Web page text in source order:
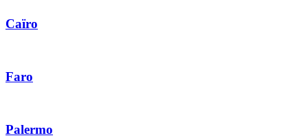
Caïro
Faro
Palermo